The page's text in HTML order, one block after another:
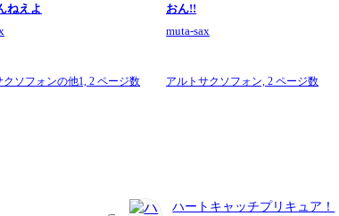
ねえよ
クソフォンの他1,2 ページ数
おん!!
muta-sax
アルトサクソフォン,2 ページ数
ハートキャッチプリキュア！